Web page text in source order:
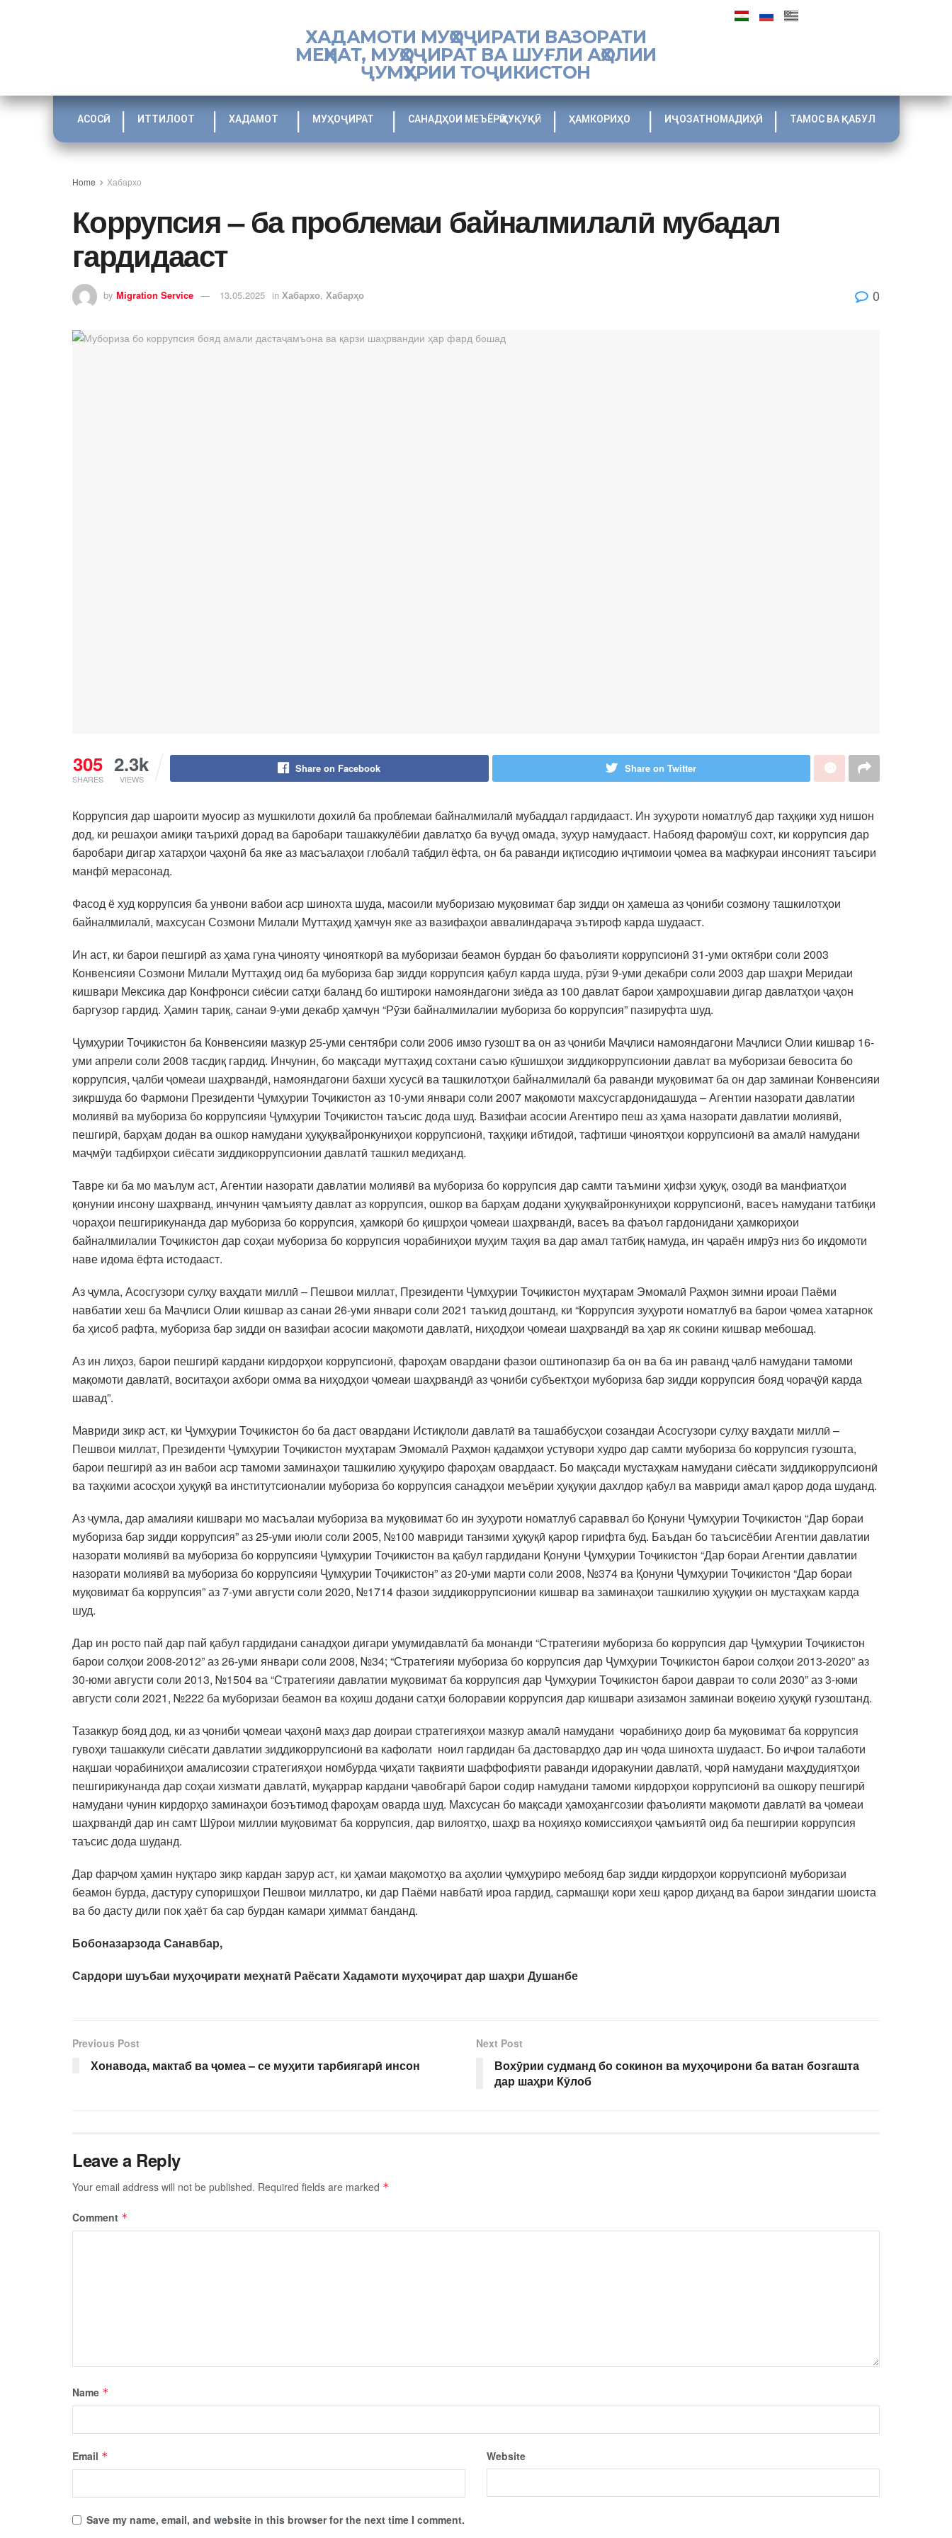
ХАДАМОТИ МУҲОҶИРАТИ ВАЗОРАТИ
МЕҲНАТ, МУҲОҶИРАТ ВА ШУҒЛИ АҲОЛИИ
ҶУМҲУРИИ ТОҶИКИСТОН
АСОСӢ ИТТИЛООТ ХАДАМОТ МУҲОҶИРАТ САНАДҲОИ МЕЪЁРӢ ҲУҚУҚӢ ҲАМКОРИҲО ИҶОЗАТНОМАДИҲӢ ТАМОС ВА ҚАБУЛ
Home Хабархо
Коррупсия – ба проблемаи байналмилалӣ мубадал
гардидааст
by Migration Service 13.05.2025 in Хабархо, Хабарҳо 0
305
SHARES
2.3k
VIEWS
Share on Facebook Share on Twitter
Коррупсия дар шароити муосир аз мушкилоти дохилӣ ба проблемаи байналмилалӣ мубаддал гардидааст. Ин зуҳуроти номатлуб дар таҳқиқи худ нишон
дод, ки решаҳои амиқи таърихӣ дорад ва баробари ташаккулёбии давлатҳо ба вуҷуд омада, зуҳур намудааст. Набояд фаромӯш сохт, ки коррупсия дар
баробари дигар хатарҳои ҷаҳонӣ ба яке аз масъалаҳои глобалӣ табдил ёфта, он ба раванди иқтисодию иҷтимоии ҷомеа ва мафкураи инсоният таъсири
манфӣ мерасонад.
Фасод ё худ коррупсия ба унвони вабои аср шинохта шуда, масоили муборизаю муқовимат бар зидди он ҳамеша аз ҷониби созмону ташкилотҳои
байналмилалӣ, махсусан Созмони Милали Муттаҳид ҳамчун яке аз вазифаҳои аввалиндараҷа эътироф карда шудааст.
Ин аст, ки барои пешгирӣ аз ҳама гуна ҷинояту ҷинояткорӣ ва муборизаи беамон бурдан бо фаъолияти коррупсионӣ 31-уми октябри соли 2003
Конвенсияи Созмони Милали Муттаҳид оид ба мубориза бар зидди коррупсия қабул карда шуда, рӯзи 9-уми декабри соли 2003 дар шаҳри Меридаи
кишвари Мексика дар Конфронси сиёсии сатҳи баланд бо иштироки намояндагони зиёда аз 100 давлат барои ҳамроҳшавии дигар давлатҳои ҷаҳон
баргузор гардид. Ҳамин тариқ, санаи 9-уми декабр ҳамчун “Рӯзи байналмилалии мубориза бо коррупсия” пазируфта шуд.
Ҷумҳурии Тоҷикистон ба Конвенсияи мазкур 25-уми сентябри соли 2006 имзо гузошт ва он аз ҷониби Маҷлиси намояндагони Маҷлиси Олии кишвар 16-
уми апрели соли 2008 тасдиқ гардид. Инчунин, бо мақсади муттаҳид сохтани саъю кӯшишҳои зиддикоррупсионии давлат ва муборизаи бевосита бо
коррупсия, ҷалби ҷомеаи шаҳрвандӣ, намояндагони бахши хусусӣ ва ташкилотҳои байналмилалӣ ба раванди муқовимат ба он дар заминаи Конвенсияи
зикршуда бо Фармони Президенти Ҷумҳурии Тоҷикистон аз 10-уми январи соли 2007 мақомоти махсусгардонидашуда – Агентии назорати давлатии
молиявӣ ва мубориза бо коррупсияи Ҷумҳурии Тоҷикистон таъсис дода шуд. Вазифаи асосии Агентиро пеш аз ҳама назорати давлатии молиявӣ,
пешгирӣ, барҳам додан ва ошкор намудани ҳуқуқвайронкуниҳои коррупсионӣ, таҳқиқи ибтидоӣ, тафтиши ҷиноятҳои коррупсионӣ ва амалӣ намудани
маҷмӯи тадбирҳои сиёсати зиддикоррупсионии давлатӣ ташкил медиҳанд.
Тавре ки ба мо маълум аст, Агентии назорати давлатии молиявӣ ва мубориза бо коррупсия дар самти таъмини ҳифзи ҳуқуқ, озодӣ ва манфиатҳои
қонунии инсону шаҳрванд, инчунин ҷамъияту давлат аз коррупсия, ошкор ва барҳам додани ҳуқуқвайронкуниҳои коррупсионӣ, васеъ намудани татбиқи
чораҳои пешгирикунанда дар мубориза бо коррупсия, ҳамкорӣ бо қишрҳои ҷомеаи шаҳрвандӣ, васеъ ва фаъол гардонидани ҳамкориҳои
байналмилалии Тоҷикистон дар соҳаи мубориза бо коррупсия чорабиниҳои муҳим таҳия ва дар амал татбиқ намуда, ин ҷараён имрӯз низ бо иқдомоти
наве идома ёфта истодааст.
Аз ҷумла, Асосгузори сулҳу ваҳдати миллӣ – Пешвои миллат, Президенти Ҷумҳурии Тоҷикистон муҳтарам Эмомалӣ Раҳмон зимни ироаи Паёми
навбатии хеш ба Маҷлиси Олии кишвар аз санаи 26-уми январи соли 2021 таъкид доштанд, ки “Коррупсия зуҳуроти номатлуб ва барои ҷомеа хатарнок
ба ҳисоб рафта, мубориза бар зидди он вазифаи асосии мақомоти давлатӣ, ниҳодҳои ҷомеаи шаҳрвандӣ ва ҳар як сокини кишвар мебошад.
Аз ин лиҳоз, барои пешгирӣ кардани кирдорҳои коррупсионӣ, фароҳам овардани фазои оштинопазир ба он ва ба ин раванд ҷалб намудани тамоми
мақомоти давлатӣ, воситаҳои ахбори омма ва ниҳодҳои ҷомеаи шаҳрвандӣ аз ҷониби субъектҳои мубориза бар зидди коррупсия бояд чораҷӯӣ карда
шавад”.
Мавриди зикр аст, ки Ҷумҳурии Тоҷикистон бо ба даст овардани Истиқлоли давлатӣ ва ташаббусҳои созандаи Асосгузори сулҳу ваҳдати миллӣ –
Пешвои миллат, Президенти Ҷумҳурии Тоҷикистон муҳтарам Эмомалӣ Раҳмон қадамҳои устувори худро дар самти мубориза бо коррупсия гузошта,
барои пешгирӣ аз ин вабои аср тамоми заминаҳои ташкилию ҳуқуқиро фароҳам овардааст. Бо мақсади мустаҳкам намудани сиёсати зиддикоррупсионӣ
ва таҳкими асосҳои ҳуқуқӣ ва институтсионалии мубориза бо коррупсия санадҳои меъёрии ҳуқуқии дахлдор қабул ва мавриди амал қарор дода шуданд.
Аз ҷумла, дар амалияи кишвари мо масъалаи мубориза ва муқовимат бо ин зуҳуроти номатлуб сараввал бо Қонуни Ҷумҳурии Тоҷикистон “Дар бораи
мубориза бар зидди коррупсия” аз 25-уми июли соли 2005, №100 мавриди танзими ҳуқуқӣ қарор гирифта буд. Баъдан бо таъсисёбии Агентии давлатии
назорати молиявӣ ва мубориза бо коррупсияи Ҷумҳурии Тоҷикистон ва қабул гардидани Қонуни Ҷумҳурии Тоҷикистон “Дар бораи Агентии давлатии
назорати молиявӣ ва мубориза бо коррупсияи Ҷумҳурии Тоҷикистон” аз 20-уми марти соли 2008, №374 ва Қонуни Ҷумҳурии Тоҷикистон “Дар бораи
муқовимат ба коррупсия” аз 7-уми августи соли 2020, №1714 фазои зиддикоррупсионии кишвар ва заминаҳои ташкилию ҳуқуқии он мустаҳкам карда
шуд.
Дар ин росто пай дар пай қабул гардидани санадҳои дигари умумидавлатӣ ба монанди “Стратегияи мубориза бо коррупсия дар Ҷумҳурии Тоҷикистон
барои солҳои 2008-2012” аз 26-уми январи соли 2008, №34; “Стратегияи мубориза бо коррупсия дар Ҷумҳурии Тоҷикистон барои солҳои 2013-2020” аз
30-юми августи соли 2013, №1504 ва “Стратегияи давлатии муқовимат ба коррупсия дар Ҷумҳурии Тоҷикистон барои давраи то соли 2030” аз 3-юми
августи соли 2021, №222 ба муборизаи беамон ва коҳиш додани сатҳи болоравии коррупсия дар кишвари азизамон заминаи воқеию ҳуқуқӣ гузоштанд.
Тазаккур бояд дод, ки аз ҷониби ҷомеаи ҷаҳонӣ маҳз дар доираи стратегияҳои мазкур амалӣ намудани чорабиниҳо доир ба муқовимат ба коррупсия
гувоҳи ташаккули сиёсати давлатии зиддикоррупсионӣ ва кафолати ноил гардидан ба дастовардҳо дар ин ҷода шинохта шудааст. Бо иҷрои талаботи
нақшаи чорабиниҳои амалисозии стратегияҳои номбурда ҷиҳати тақвияти шаффофияти раванди идоракунии давлатӣ, ҷорӣ намудани маҳдудиятҳои
пешгирикунанда дар соҳаи хизмати давлатӣ, муқаррар кардани ҷавобгарӣ барои содир намудани тамоми кирдорҳои коррупсионӣ ва ошкору пешгирӣ
намудани чунин кирдорҳо заминаҳои боэътимод фароҳам оварда шуд. Махсусан бо мақсади ҳамоҳангсозии фаъолияти мақомоти давлатӣ ва ҷомеаи
шаҳрвандӣ дар ин самт Шӯрои миллии муқовимат ба коррупсия, дар вилоятҳо, шаҳр ва ноҳияҳо комиссияҳои ҷамъиятӣ оид ба пешгирии коррупсия
таъсис дода шуданд.
Дар фарҷом ҳамин нуқтаро зикр кардан зарур аст, ки ҳамаи мақомотҳо ва аҳолии ҷумҳуриро мебояд бар зидди кирдорҳои коррупсионӣ муборизаи
беамон бурда, дастуру супоришҳои Пешвои миллатро, ки дар Паёми навбатӣ ироа гардид, сармашқи кори хеш қарор диҳанд ва барои зиндагии шоиста
ва бо дасту дили пок ҳаёт ба сар бурдан камари ҳиммат банданд.
Бобоназарзода Санавбар,
Сардори шуъбаи муҳоҷирати меҳнатӣ Раёсати Хадамоти муҳоҷират дар шаҳри Душанбе
Previous Post
Хонавода, мактаб ва ҷомеа – се муҳити тарбиягарӣ инсон
Next Post
Вохӯрии судманд бо сокинон ва муҳоҷирони ба ватан бозгашта
дар шаҳри Кӯлоб
Leave a Reply
Your email address will not be published. Required fields are marked *
Comment *
Name *
Email * Website
Save my name, email, and website in this browser for the next time I comment.